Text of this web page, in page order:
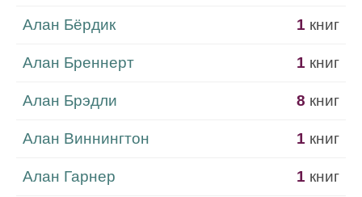
Алан Бёрдик 1 книг
Алан Бреннерт 1 книг
Алан Брэдли 8 книг
Алан Виннингтон 1 книг
Алан Гарнер 1 книг